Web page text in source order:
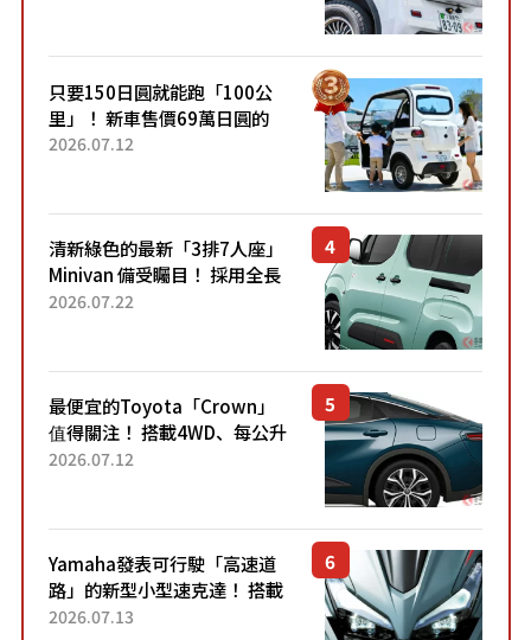
只要150日圓就能跑「100公
里」！ 新車售價69萬日圓的
「3人座」Trike大受歡迎！ 順
2026.07.12
清新綠色的最新「3排7人座」
Minivan 備受矚目！ 採用全長
4.7公尺剛剛好的車身尺寸與
2026.07.22
最便宜的Toyota「Crown」
值得關注！ 搭載4WD、每公升
22.4公里低油耗表現超亮眼！
2026.07.12
Yamaha發表可行駛「高速道
路」的新型小型速克達！ 搭載
能享受超強勁「渦輪感」的動
2026.07.13